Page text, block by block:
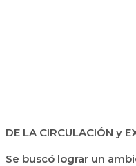
DE LA CIRCULACIÓN y
Se buscó lograr un